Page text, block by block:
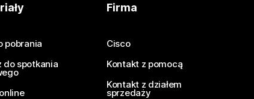
pobrania
do spotkania
Firma
Cisco
Kontakt z pomocą
Kontakt z działem
sprzedaży